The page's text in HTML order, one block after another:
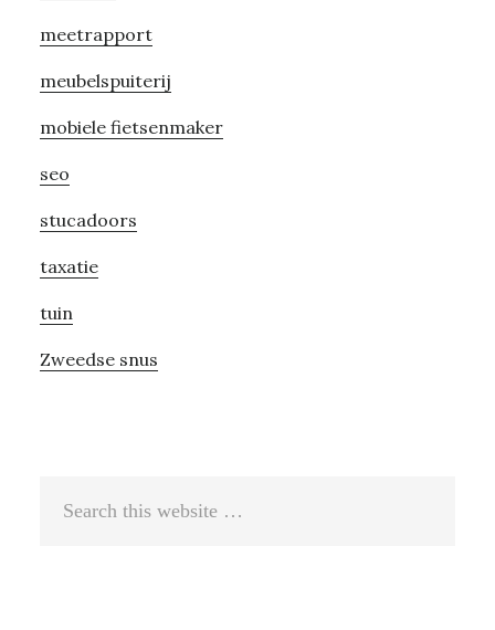
meetrapport
meubelspuiterij
mobiele fietsenmaker
seo
stucadoors
taxatie
tuin
Zweedse snus